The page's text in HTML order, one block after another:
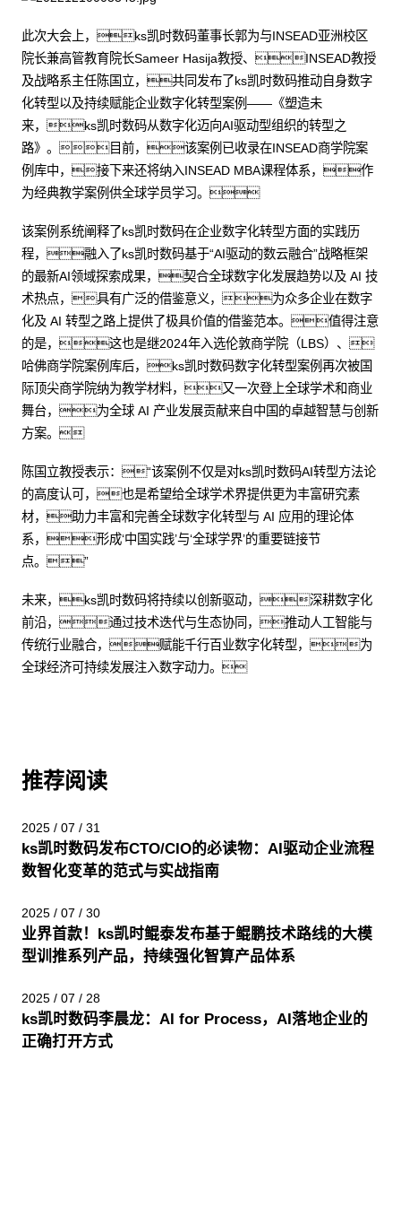
此次大会上，ks凯时数码董事长郭为与INSEAD亚洲校区
院长兼高管教育院长Sameer Hasija教授、INSEAD教授
及战略系主任陈国立，共同发布了ks凯时数码推动自身数字
化转型以及持续赋能企业数字化转型案例——《塑造未
来，ks凯时数码从数字化迈向AI驱动型组织的转型之
路》。目前，该案例已收录在INSEAD商学院案
例库中，接下来还将纳入INSEAD MBA课程体系，作
为经典教学案例供全球学员学习。
该案例系统阐释了ks凯时数码在企业数字化转型方面的实践历
程，融入了ks凯时数码基于“AI驱动的数云融合”战略框架
的最新AI领域探索成果，契合全球数字化发展趋势以及 AI 技
术热点，具有广泛的借鉴意义，为众多企业在数字
化及 AI 转型之路上提供了极具价值的借鉴范本。值得注意
的是，这也是继2024年入选伦敦商学院（LBS）、
哈佛商学院案例库后，ks凯时数码数字化转型案例再次被国
际顶尖商学院纳为教学材料，又一次登上全球学术和商业
舞台，为全球 AI 产业发展贡献来自中国的卓越智慧与创新
方案。
陈国立教授表示：“该案例不仅是对ks凯时数码AI转型方法论
的高度认可，也是希望给全球学术界提供更为丰富研究素
材，助力丰富和完善全球数字化转型与 AI 应用的理论体
系，形成‘中国实践’与‘全球学界’的重要链接节
点。”
未来，ks凯时数码将持续以创新驱动，深耕数字化
前沿，通过技术迭代与生态协同，推动人工智能与
传统行业融合，赋能千行百业数字化转型，为
全球经济可持续发展注入数字动力。
推荐阅读
2025 / 07 / 31
ks凯时数码发布CTO/CIO的必读物：AI驱动企业流程
数智化变革的范式与实战指南
2025 / 07 / 30
业界首款！ks凯时鲲泰发布基于鲲鹏技术路线的大模
型训推系列产品，持续强化智算产品体系
2025 / 07 / 28
ks凯时数码李晨龙：AI for Process，AI落地企业的
正确打开方式